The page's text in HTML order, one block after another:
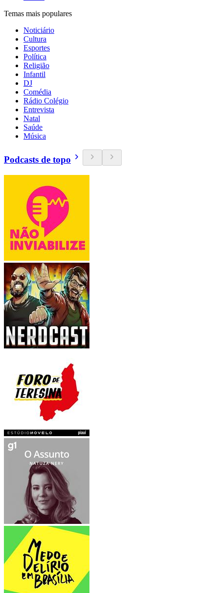
Temas mais populares
Noticiário
Cultura
Esportes
Política
Religião
Infantil
DJ
Comédia
Rádio Colégio
Entrevista
Natal
Saúde
Música
Podcasts de topo